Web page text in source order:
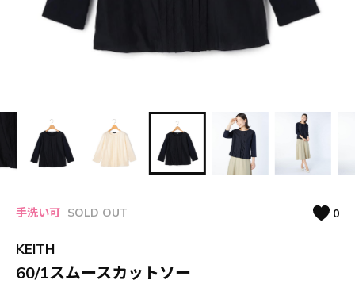
手洗い可 SOLD OUT 0
KEITH
60/1スムースカットソー